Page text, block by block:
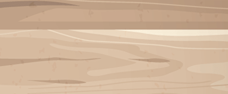
Exporter les lignes sélectionnées
Exporter uniquement les colonnes affichées